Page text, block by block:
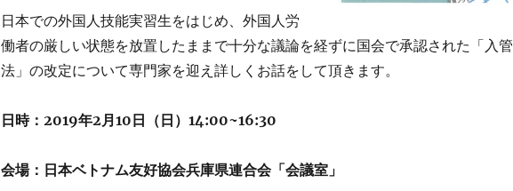
日本での外国人技能実習生をはじめ、外国人労
働者の厳しい状態を放置したままで十分な議論を経ずに国会で承認された「入管
法」の改定について専門家を迎え詳しくお話をして頂きます。
日時：2019年2月10日（日）14:00~16:30
会場：日本ベトナム友好協会兵庫県連合会「会議室」